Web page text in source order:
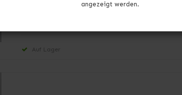
angezeigt werden.
Auf Lager